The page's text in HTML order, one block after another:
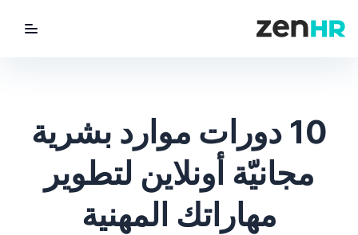
10 دورات موارد بشرية
مجانيّة أونلاين لتطوير
مهاراتك المهنية